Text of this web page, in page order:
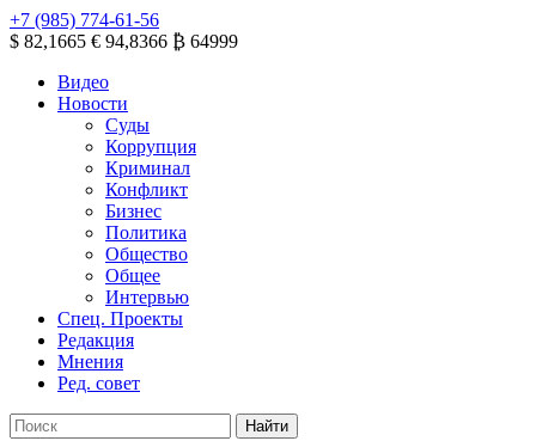
+7 (985) 774-61-56
$ 82,1665 € 94,8366 ₿ 64999
Видео
Новости
Суды
Коррупция
Криминал
Конфликт
Бизнес
Политика
Общество
Общее
Интервью
Спец. Проекты
Редакция
Мнения
Ред. совет